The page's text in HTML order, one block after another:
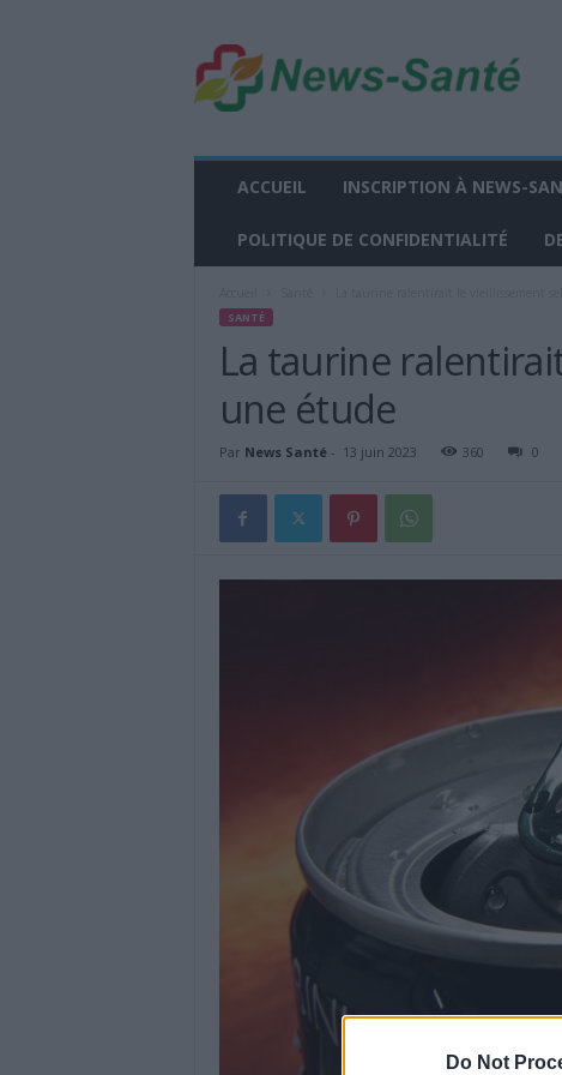
Do Not
w
s
ACCUEIL INSCRIPTION À NEWS-
POLITIQUE DE CONFIDENTIALITÉ
SANTÉ
La taurine
une étude
Par News Santé- 13 juin 2023 360 0